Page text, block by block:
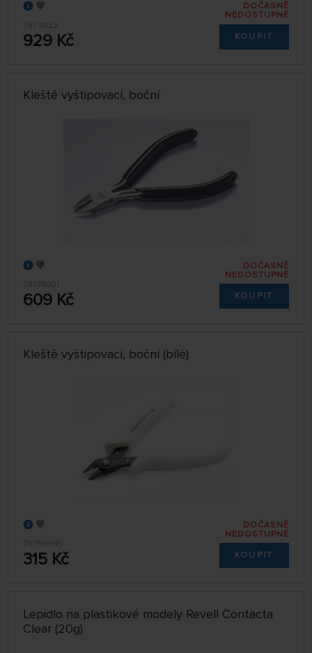
79774123
929 Kč
DOČASNĚ
NEDOSTUPNÉ
KOUPIT
Kleště vyštipovací, boční
79774001
609 Kč
DOČASNĚ
NEDOSTUPNÉ
KOUPIT
Kleště vyštipovací, boční (bílé)
79769945
315 Kč
DOČASNĚ
NEDOSTUPNÉ
KOUPIT
Lepidlo na plastikové modely Revell Contacta
Clear (20g)